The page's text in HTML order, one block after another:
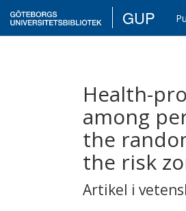
GUP
Health-
among
the
the risk
Artikel i